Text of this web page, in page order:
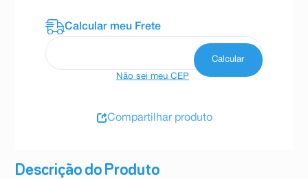
Descrição do Produto
Não sei meu CEP
Compartilhar produto